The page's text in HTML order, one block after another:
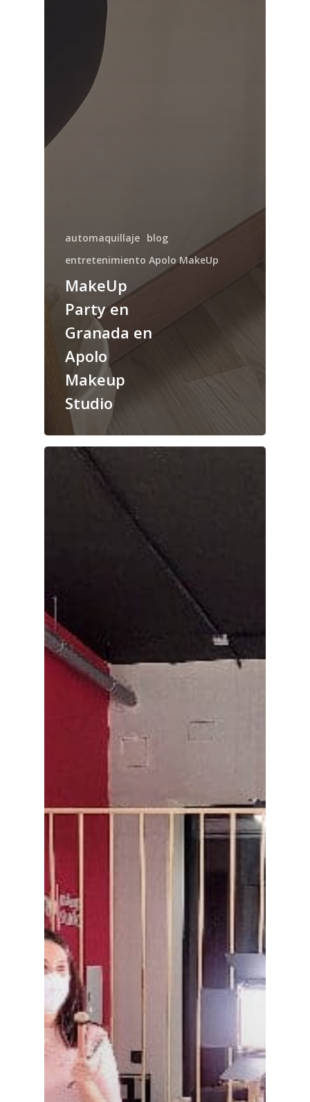
automaquillaje blog
entretenimiento Apolo MakeUp
MakeUp
Party en
Granada en
Apolo
Makeup
Studio